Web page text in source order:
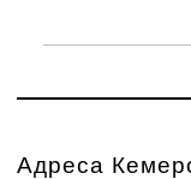
Адреса